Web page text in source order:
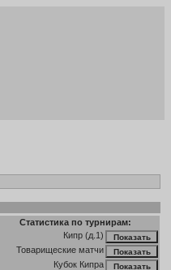
Статистика по турнирам:
Кипр (д.1)
Товарищеские матчи
Кубок Кипра